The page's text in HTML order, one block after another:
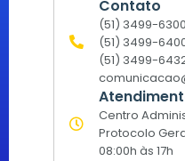
Contato
(51) 3499-6300
(51) 3499-
(51) 3499-
Centro
Protocolo
08:00h às 17h